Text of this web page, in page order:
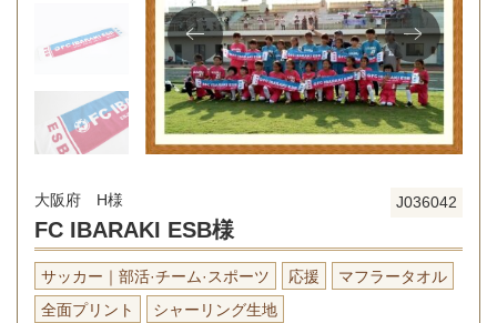
J036042
大阪府 H様
FC IBARAKI ESB様
サッカー｜部活·チーム·スポーツ 応援
マフラータオル
全面プリント
シャーリング生地